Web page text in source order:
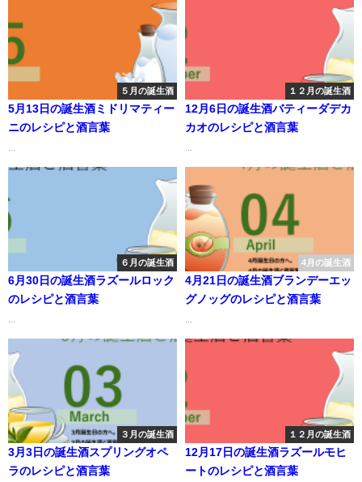
５月の誕生酒
5月13日の誕生酒ミドリマティー
ニのレシピと酒言葉
１２月の誕生酒
12月6日の誕生酒バティーダデカ
カオのレシピと酒言葉
６月の誕生酒
6月30日の誕生酒ラズールロック
のレシピと酒言葉
4月の誕生酒
4月21日の誕生酒ブランデーエッ
グノッグのレシピと酒言葉
３月の誕生酒
3月3日の誕生酒スプリングオペ
ラのレシピと酒言葉
１２月の誕生酒
12月17日の誕生酒ラズールモヒ
ートのレシピと酒言葉